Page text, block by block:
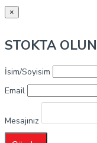
×
STOKTA
İsim/Soyisim
Email
Mesajınız